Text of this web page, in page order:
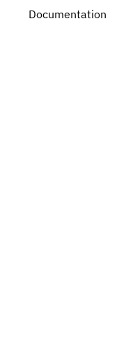
Documentation